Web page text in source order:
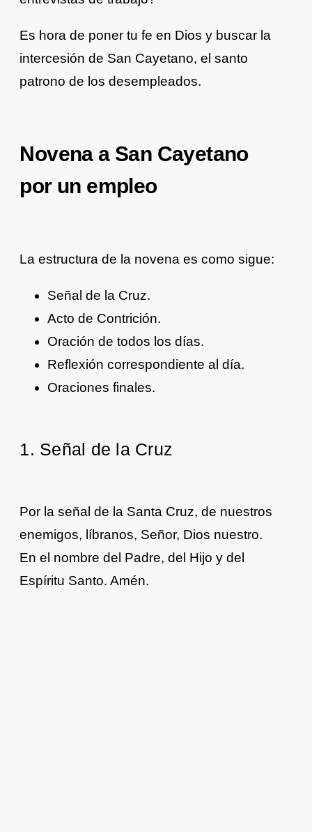
Es hora de poner tu fe en Dios y buscar la
intercesión de San Cayetano, el santo
patrono de los desempleados.
Novena a San Cayetano
por un empleo
La estructura de la novena es como sigue:
Señal de la Cruz.
Acto de Contrición.
Oración de todos los días.
Reflexión correspondiente al día.
Oraciones finales.
1. Señal de la Cruz
Por la señal de la Santa Cruz, de nuestros
enemigos, líbranos, Señor, Dios nuestro.
En el nombre del Padre, del Hijo y del
Espíritu Santo. Amén.